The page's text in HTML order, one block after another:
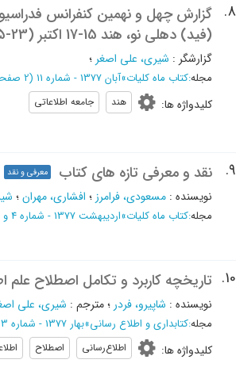
8.
گزارش چهل و نهمین کنفرانس
(فید) دهلی نو، هند 15-17 اکتبر (23-25 مهرماه)
گزارشگر : شیری، علی اصغر ؛
مجله:کتاب ماه کلیات»آبان 1377 - شماره 11 (‎2 صفحه -
کلیدواژه ها: هند جامعه اطلاعاتی
9. نقد و معرفی تازه های کتاب معرفی و نقد
نویسنده : مسعودی، فرامرز ؛ افشاری، مهران؛
مجله:کتاب ماه کلیات»ارديبهشت 1377 - شماره 4 و 5
10. تاریخچه کاربرد و تکامل اصطلاح علم
نویسنده : شاپیرو، فردر ؛مترجم : شیری، علی
مجله:کتابداری و اطلاع رسانی»بهار 1377 - شماره 3
کلیدواژه ها: اطلاع‌رسانی اصطلاح